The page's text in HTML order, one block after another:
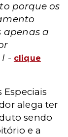
porque os
apenas a
- clique
Especiais
alega ter
sendo
e a